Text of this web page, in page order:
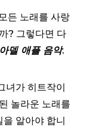
든 노래를 사랑
? 그렇다면 다
아델애플 음악.
녀가 히트작이
놀라운 노래를
알아야 합니